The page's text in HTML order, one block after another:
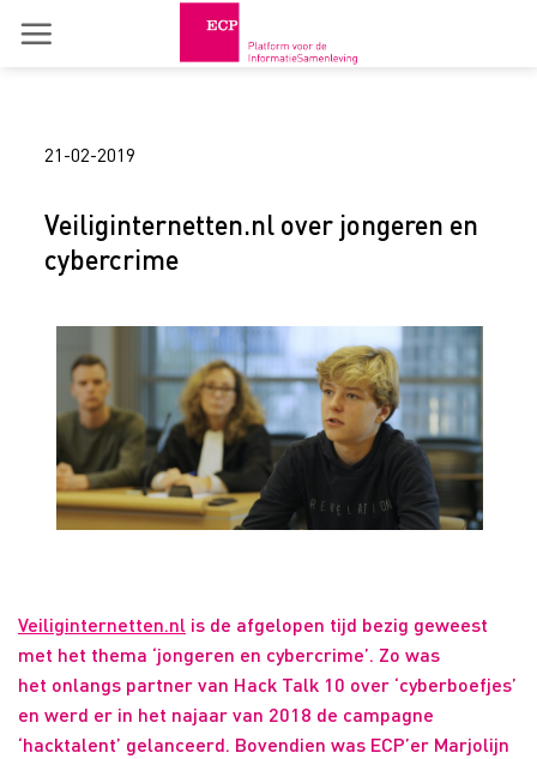
21-02-2019
Veiliginternetten.nl over jongeren en
cybercrime
Veiliginternetten.nl is de afgelopen tijd bezig geweest
met het thema ‘jongeren en cybercrime’. Zo was
het onlangs partner van Hack Talk 10 over ‘cyberboefjes’
en werd er in het najaar van 2018 de campagne
‘hacktalent’ gelanceerd. Bovendien was ECP’er Marjolijn